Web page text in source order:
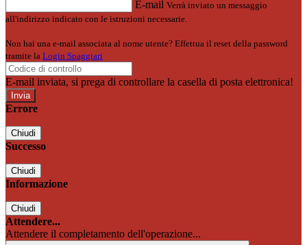
E-mail Verrà inviato un messaggio
all'indirizzo indicato con le istruzioni necessarie.
Non hai una e-mail associata al nome utente? Effettua il reset della password
tramite la Login Spaggiari
E-mail inviata, si prega di controllare la casella di posta elettronica!
Errore
Chiudi
Successo
Chiudi
Informazione
Chiudi
Attendere...
Attendere il completamento dell'operazione...